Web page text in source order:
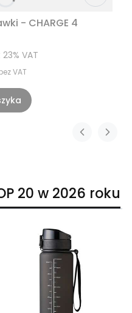
- CHARGE 4
23% VAT
VAT
20 w 2026 roku